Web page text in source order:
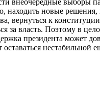
внеочередные выборы
новые
вернуться к
власть. Поэтому в
президента может
нестабильной